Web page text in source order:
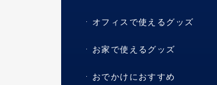
オフィスで使えるグッズ
お家で使えるグッズ
おでかけにおすすめ